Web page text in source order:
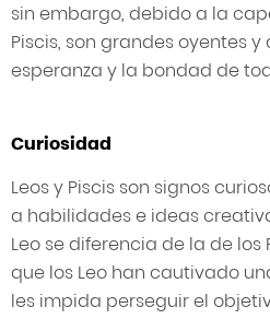
sin embargo, debido a la
Piscis, son grandes oyentes
esperanza y la bondad de
Curiosidad
Leos y Piscis son signos
a habilidades e ideas
Leo se diferencia de la de los
que los Leo han cautivado
les impida perseguir el